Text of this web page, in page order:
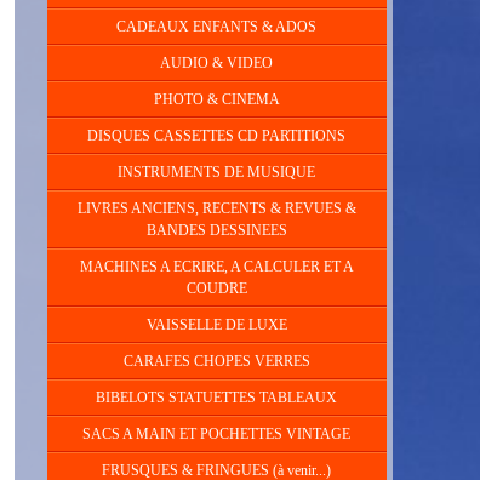
CADEAUX ENFANTS & ADOS
AUDIO & VIDEO
PHOTO & CINEMA
DISQUES CASSETTES CD PARTITIONS
INSTRUMENTS DE MUSIQUE
LIVRES ANCIENS, RECENTS & REVUES &
BANDES DESSINEES
MACHINES A ECRIRE, A CALCULER ET A
COUDRE
VAISSELLE DE LUXE
CARAFES CHOPES VERRES
BIBELOTS STATUETTES TABLEAUX
SACS A MAIN ET POCHETTES VINTAGE
FRUSQUES & FRINGUES (à venir...)